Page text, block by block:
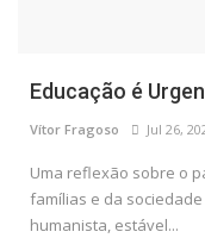
Educação é
Vítor Fragoso Jul 26,
Uma reflexão sobre o
famílias e da
humanista, estável...